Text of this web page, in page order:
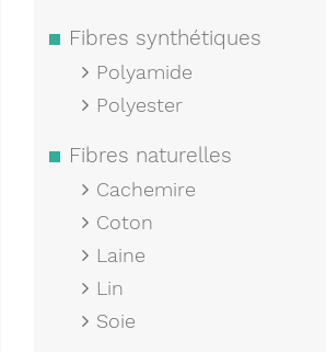
Fibres synthétiques
Polyamide
Polyester
Fibres naturelles
Cachemire
Coton
Laine
Lin
Soie